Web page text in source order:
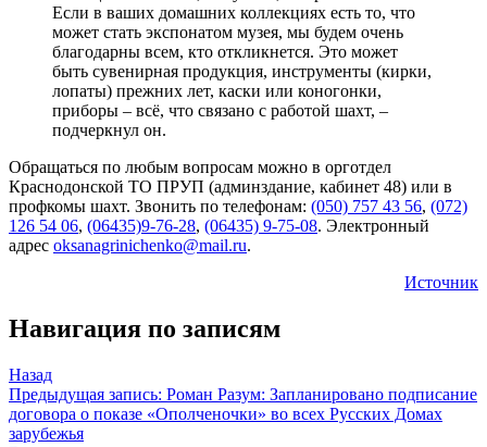
Если в ваших домашних коллекциях есть то, что
может стать экспонатом музея, мы будем очень
благодарны всем, кто откликнется. Это может
быть сувенирная продукция, инструменты (кирки,
лопаты) прежних лет, каски или коногонки,
приборы – всё, что связано с работой шахт, –
подчеркнул он.
Обращаться по любым вопросам можно в орготдел
Краснодонской ТО ПРУП (админздание, кабинет 48) или в
профкомы шахт. Звонить по телефонам: (050) 757 43 56, (072)
126 54 06, (06435)9-76-28, (06435) 9-75-08. Электронный
адрес oksanagrinichenko@mail.ru.
Источник
Навигация по записям
Назад
Предыдущая запись: Роман Разум: Запланировано подписание
договора о показе «Ополченочки» во всех Русских Домах
зарубежья